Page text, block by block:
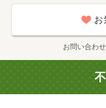
■【コンビニ】ローソ
けています。
◆◇◆家具・家電も
お
お問い合わ